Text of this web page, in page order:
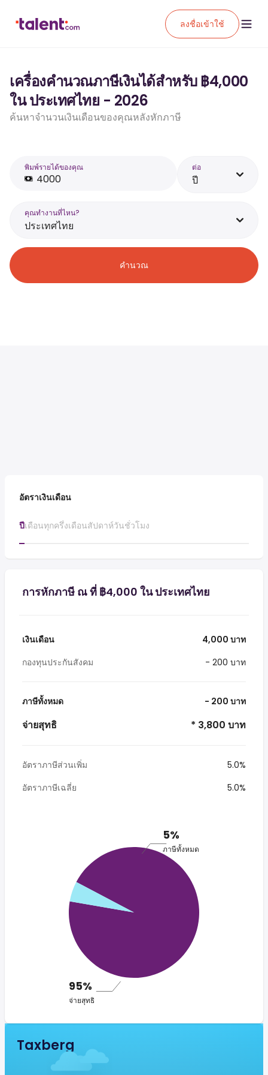
ลงชื่อเข้าใช้
เครื่องคำนวณภาษีเงินได้สำหรับ ฿4,000
ใน ประเทศไทย - 2026
ค้นหาจำนวนเงินเดือนของคุณหลังหักภาษี
พิมพ์รายได้ของคุณ ต่อ
ปี
คุณทำงานที่ไหน?
ประเทศไทย
คำนวณ
อัตราเงินเดือน
ปีเดือนทุกครึ่งเดือนสัปดาห์วันชั่วโมง
การหักภาษี ณ ที่ ฿4,000 ใน ประเทศไทย
เงินเดือน
4,000 บาท
กองทุนประกันสังคม
- 200 บาท
ภาษีทั้งหมด - 200 บาท
จ่ายสุทธิ * 3,800 บาท
อัตราภาษีส่วนเพิ่ม
5.0%
อัตราภาษีเฉลี่ย
5.0%
5%
ภาษีทั้งหมด
95%
จ่ายสุทธิ
Taxberg